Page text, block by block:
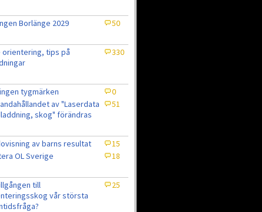
Borlänge 2029 50
orientering, tips på
330
tygmärken
0
av "Laserdata
skog" förändras
51
av barns resultat
15
OL Sverige 18
till
vår största
25